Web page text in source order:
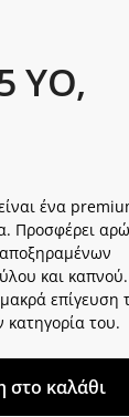
YO,
ένα
Προσφέρει
και καπνού.
επίγευση
κατηγορία του.
στο καλάθι